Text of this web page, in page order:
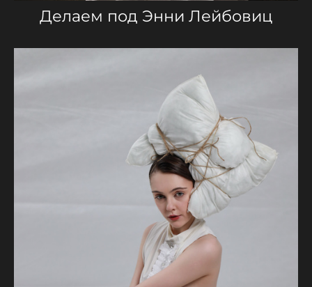
Делаем под Энни Лейбовиц